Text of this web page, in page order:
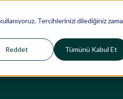
Tercihlerinizi dilediğiniz
Tümünü Kabul Et
Reddet
İçgörüler